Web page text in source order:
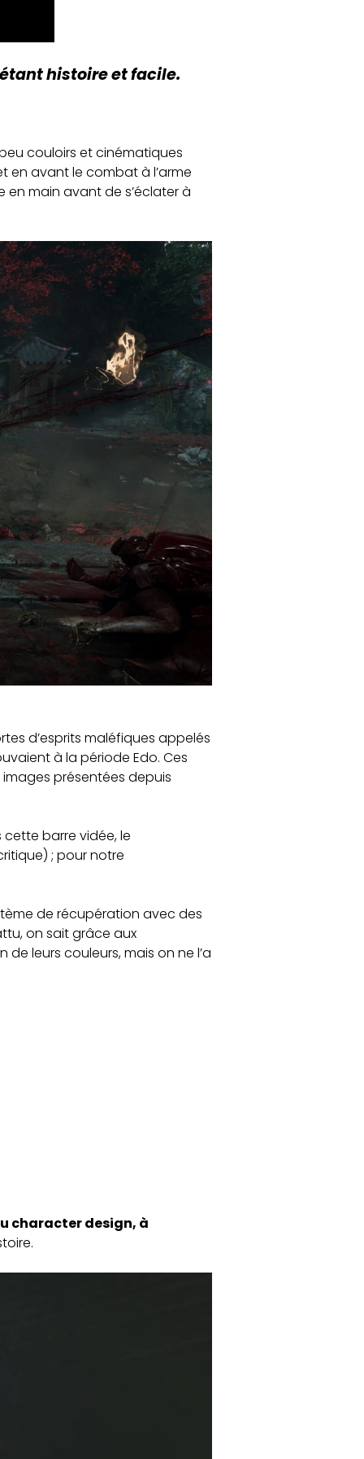
histoire et facile.
couloirs et cinématiques
en avant le combat à l’arme
en main avant de s’éclater à
d’esprits maléfiques appelés
à la période Edo. Ces
présentées depuis
cette barre vidée, le
; pour notre
de récupération avec des
on sait grâce aux
leurs couleurs, mais on ne l’a
character design, à